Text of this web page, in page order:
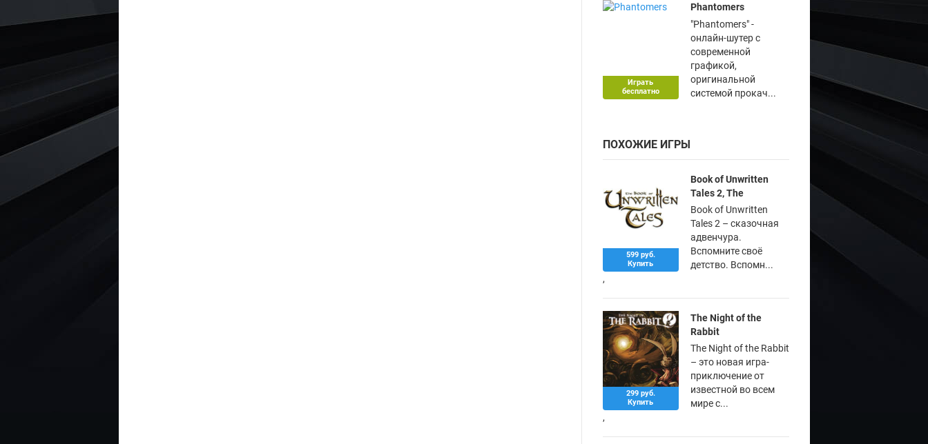
Играть
бесплатно
Phantomers
"Phantomers" -
онлайн-шутер с
современной
графикой,
оригинальной
системой прокач...
ПОХОЖИЕ ИГРЫ
599 руб.
Купить
,
Book of Unwritten
Tales 2, The
Book of Unwritten
Tales 2 – сказочная
адвенчура.
Вспомните своё
детство. Вспомн...
299 руб.
Купить
,
The Night of the
Rabbit
The Night of the Rabbit
– это новая игра-
приключение от
известной во всем
мире с...